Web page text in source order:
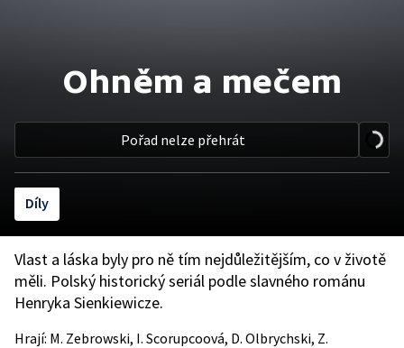
Ohněm a mečem
Pořad nelze přehrát
Díly
Vlast a láska byly pro ně tím nejdůležitějším, co v životě
měli. Polský historický seriál podle slavného románu
Henryka Sienkiewicze.
Hrají: M. Zebrowski, I. Scorupcoová, D. Olbrychski, Z.